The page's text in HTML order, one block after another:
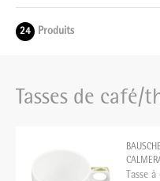
24 Produits
Tasses de café/
Tasse